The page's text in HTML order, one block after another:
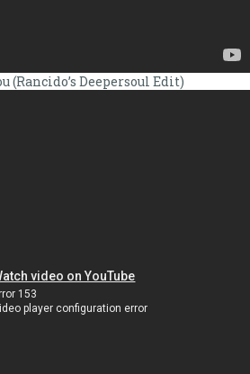
(Rancido’s Deepersoul Edit)